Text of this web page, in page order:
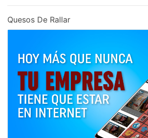
Quesos De Rallar